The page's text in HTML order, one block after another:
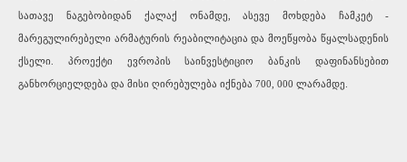
სათავე ნაგებობიდან ქალაქ ონამდე, ასევე მოხდება ჩამკეტ -
მარეგულირებელი არმატურის რეაბილიტაცია და მოეწყობა წყალსადენის
ქსელი. პროექტი ევროპის საინვესტიციო ბანკის დაფინანსებით
განხორციელდება და მისი ღირებულება იქნება 700, 000 ლარამდე.